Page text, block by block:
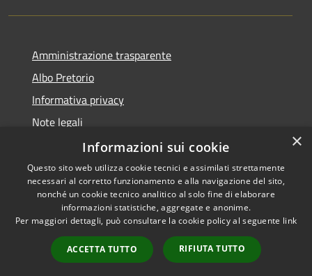
Amministrazione trasparente
Albo Pretorio
Informativa privacy
Note legali
Dichiarazione di accessibilità
RSS
Accessibilità
Copyright © 2026 • Comune di
Municipium•
Accesso
redazione
×
Informazioni sui cookie
Questo sito web utilizza cookie tecnici e assimilati strettamente
necessari al corretto funzionamento e alla navigazione del sito,
nonché un cookie tecnico analitico al solo fine di elaborare
informazioni statistiche, aggregate e anonime.
Per maggiori dettagli, può consultare la cookie policy al seguente link
ACCETTA TUTTO RIFIUTA TUTTO